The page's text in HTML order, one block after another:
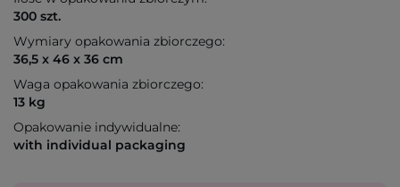
300 szt.
Wymiary opakowania zbiorczego:
36,5 x 46 x 36 cm
Waga opakowania zbiorczego:
13 kg
Opakowanie indywidualne:
with individual packaging